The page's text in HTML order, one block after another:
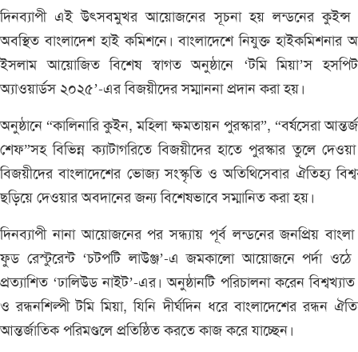
দিনব্যাপী এই উৎসবমুখর আয়োজনের সূচনা হয় লন্ডনের কুইন্স
অবস্থিত বাংলাদেশ হাই কমিশনে। বাংলাদেশে নিযুক্ত হাইকমিশনার
ইসলাম আয়োজিত বিশেষ স্বাগত অনুষ্ঠানে ‘টমি মিয়া’স
অ্যাওয়ার্ডস ২০২৫’-এর বিজয়ীদের সম্মাননা প্রদান করা হয়।
অনুষ্ঠানে “কালিনারি কুইন, মহিলা ক্ষমতায়ন পুরস্কার”, “বর্ষসেরা
শেফ”সহ বিভিন্ন ক্যাটাগরিতে বিজয়ীদের হাতে পুরস্কার তুলে
বিজয়ীদের বাংলাদেশের ভোজ্য সংস্কৃতি ও অতিথিসেবার ঐতিহ্য
ছড়িয়ে দেওয়ার অবদানের জন্য বিশেষভাবে সম্মানিত করা হয়।
দিনব্যাপী নানা আয়োজনের পর সন্ধ্যায় পূর্ব লন্ডনের জনপ্রিয় বাংলা
ফুড রেস্টুরেন্ট ‘চটপটি লাউঞ্জ’-এ জমকালো আয়োজনে পর্দা
প্রত্যাশিত ‘ঢালিউড নাইট’-এর। অনুষ্ঠানটি পরিচালনা করেন
ও রন্ধনশিল্পী টমি মিয়া, যিনি দীর্ঘদিন ধরে বাংলাদেশের রন্ধন
আন্তর্জাতিক পরিমণ্ডলে প্রতিষ্ঠিত করতে কাজ করে যাচ্ছেন।